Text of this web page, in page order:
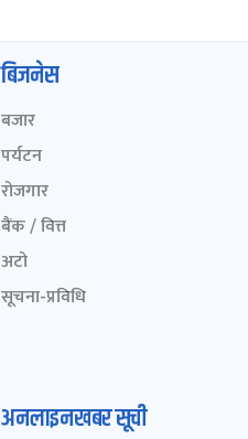
बिजनेस
बजार
पर्यटन
रोजगार
बैंक / वित्त
अटो
सूचना-प्रविधि
अनलाइनखबर सूची